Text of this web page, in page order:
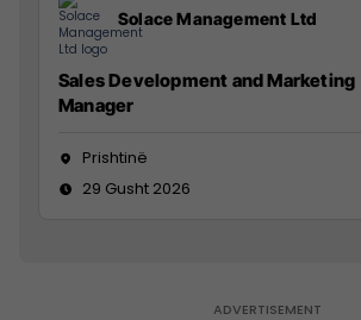
Solace Management Ltd
Sales Development and Marketing
Manager
Prishtinë
29 Gusht 2026